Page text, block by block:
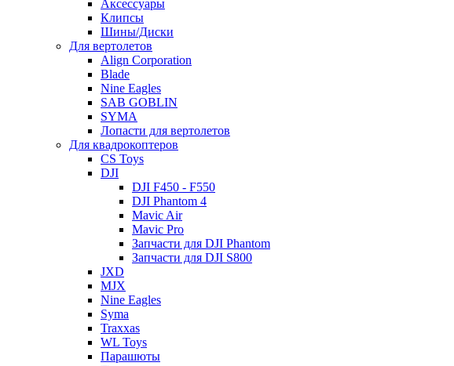
Аксессуары
Клипсы
Шины/Диски
Для вертолетов
Align Corporation
Blade
Nine Eagles
SAB GOBLIN
SYMA
Лопасти для вертолетов
Для квадрокоптеров
CS Toys
DJI
DJI F450 - F550
DJI Phantom 4
Mavic Air
Mavic Pro
Запчасти для DJI Phantom
Запчасти для DJI S800
JXD
MJX
Nine Eagles
Syma
Traxxas
WL Toys
Парашюты